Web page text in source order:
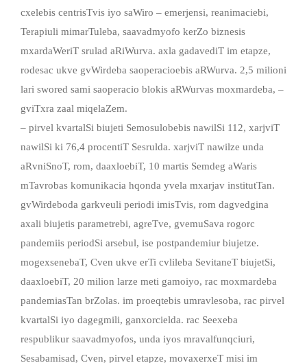
cxelebis centrisTvis iyo saWiro – emerjensi, reanimaciebi,
Terapiuli mimarTuleba, saavadmyofo kerZo biznesis
mxardaWeriT srulad aRiWurva. axla gadavediT im etapze,
rodesac ukve gvWirdeba saoperacioebis aRWurva. 2,5 milioni
lari swored sami saoperacio blokis aRWurvas moxmardeba, –
gviTxra zaal miqelaZem.
– pirvel kvartalSi biujeti Semosulobebis nawilSi 112, xarjviT
nawilSi ki 76,4 procentiT Sesrulda. xarjviT nawilze unda
aRvniSnoT, rom, daaxloebiT, 10 martis Semdeg aWaris
mTavrobas komunikacia hqonda yvela mxarjav institutTan.
gvWirdeboda garkveuli periodi imisTvis, rom dagvedgina
axali biujetis parametrebi, agreTve, gvemuSava rogorc
pandemiis periodSi arsebul, ise postpandemiur biujetze.
mogexsenebaT, Cven ukve erTi cvlileba SevitaneT biujetSi,
daaxloebiT, 20 milion larze meti gamoiyo, rac moxmardeba
pandemiasTan brZolas. im proeqtebis umravlesoba, rac pirvel
kvartalSi iyo dagegmili, ganxorcielda. rac Seexeba
respublikur saavadmyofos, unda iyos mravalfunqciuri,
Sesabamisad, Cven, pirvel etapze, movaxerxeT misi im